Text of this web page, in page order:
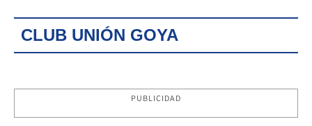
CLUB UNIÓN GOYA
PUBLICIDAD